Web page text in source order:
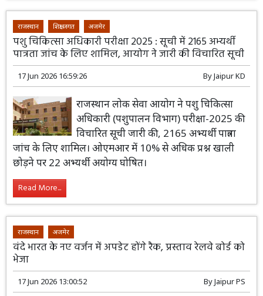
राजस्थान शिक्षा जगत अजमेर
पशु चिकित्सा अधिकारी परीक्षा 2025 : सूची में 2165 अभ्यर्थी
पात्रता जांच के लिए शामिल, आयोग ने जारी की विचारित सूची
17 Jun 2026 16:59:26 ByJaipur KD
राजस्थान लोक सेवा आयोग ने पशु चिकित्सा
अधिकारी (पशुपालन विभाग) परीक्षा-2025 की
विचारित सूची जारी की, 2165 अभ्यर्थी पात्रता
जांच के लिए शामिल। ओएमआर में 10% से अधिक प्रश्न खाली
छोड़ने पर 22 अभ्यर्थी अयोग्य घोषित।
Read More...
राजस्थान अजमेर
वंदे भारत के नए वर्जन में अपडेट होंगे रैक, प्रस्ताव रेलवे बोर्ड को
भेजा
17 Jun 2026 13:00:52 ByJaipur PS